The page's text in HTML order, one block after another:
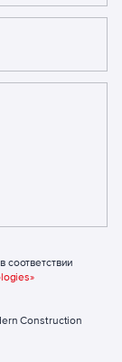
в соответствии
Construction